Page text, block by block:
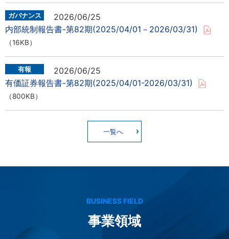
2026/06/25
内部統制報告書-第82期(2025/04/01－2026/03/31)
（16KB）
2026/06/25
有価証券報告書-第82期(2025/04/01-2026/03/31)
（800KB）
BUSINESS FIELD
事業領域